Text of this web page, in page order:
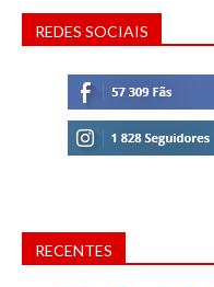
REDES SOCIAIS
RECENTES